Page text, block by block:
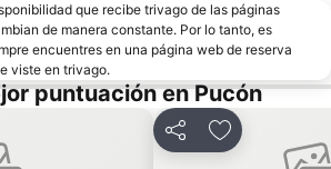
que recibe trivago de las páginas
de manera constante. Por lo tanto, es
encuentres en una página web de reserva
viste en trivago.
puntuación en Pucón
CompartirAgregar a